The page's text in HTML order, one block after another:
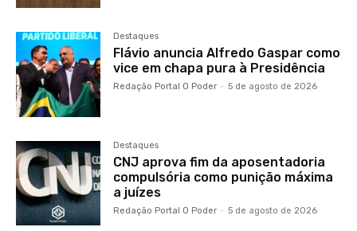
Destaques
Flávio anuncia Alfredo Gaspar como
vice em chapa pura à Presidência
Redação Portal O Poder - 5 de agosto de 2026
Destaques
CNJ aprova fim da aposentadoria
compulsória como punição máxima
a juízes
Redação Portal O Poder - 5 de agosto de 2026